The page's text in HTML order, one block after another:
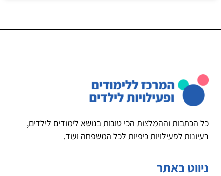
כל הכתבות וההמלצות הכי טובות בנושא לימודים לילדים,
רעיונות לפעילויות כיפיות לכל המשפחה ועוד.
ניווט באתר